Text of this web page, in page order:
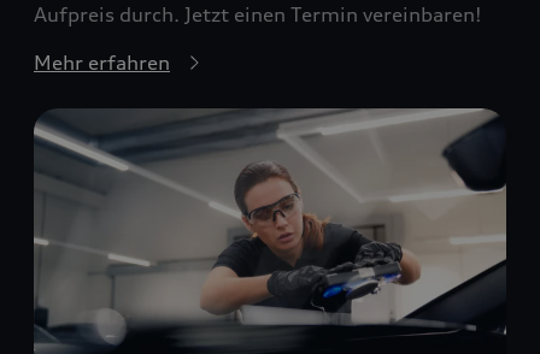
Aufpreis durch. Jetzt einen Termin vereinbaren!
Mehr erfahren